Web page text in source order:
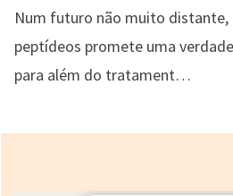
Num futuro não muito distante,
peptídeos promete uma
para além do tratament…